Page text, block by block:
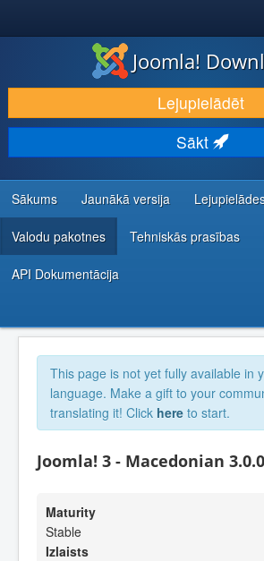
LEJUPIELĀDĒT UN PAPLAŠINĀT
ATKLĀJ UN IEMĀCIES
KOPIENA UN ATBALSTS
IZSTRĀDĀTĀJU RESURSI
Joomla!
Lejupielādēt
Sākt
Sākums Jaunākā versija
Valodu pakotnes Tehniskās prasības
API Dokumentācija
This page is not yet fully available in
language. Make a gift to your
translating it! Click here to start.
Joomla! 3 - Macedonian
Maturity
Stable
Izlaists